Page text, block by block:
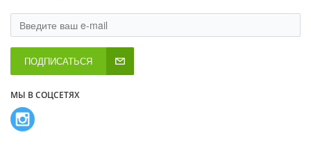
ПОДПИСАТЬСЯ
МЫ В СОЦСЕТЯХ